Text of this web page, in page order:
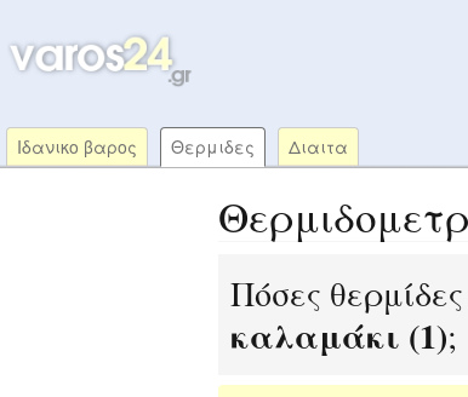
Ιδανικο βαρος Θερμιδες Διαιτα
Πόσες θερμίδες
καλαμάκι (1);